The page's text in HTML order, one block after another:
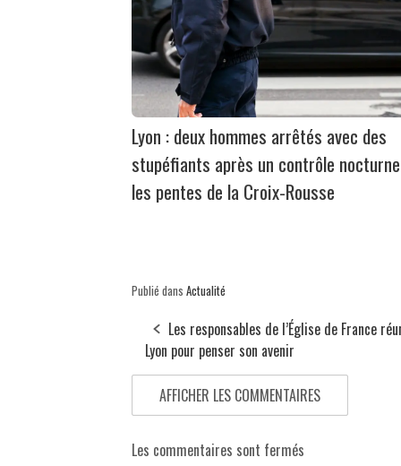
Lyon : deux hommes arrêtés avec des
stupéfiants après un contrôle
les pentes de la Croix-Rousse
Publié dans Actualité
Les responsables de l’Église de France
Lyon pour penser son avenir
AFFICHER LES COMMENTAIRES
Les commentaires sont fermés